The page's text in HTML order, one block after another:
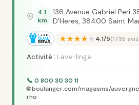
4.1
km
136 Avenue Gabriel Peri
D'Heres, 38400 Saint
★★★★★4.1/5(1735
Activité : Lave-linge
📞 0 800 30 30 11
🌐 boulanger.com/magasins/
rho